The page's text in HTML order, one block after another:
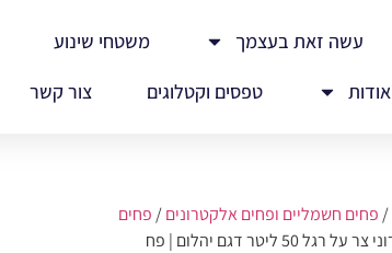
עשה זאת בעצמך משטחי שינוע
אודות טפסים וקטלוגים צור קשר
/ פחים חשמליים ופחים אלקטרונים/ פחים
/ פח חכם | פח אלקטרוני צר על רגל 50 ליטר דגם יהלום | פח